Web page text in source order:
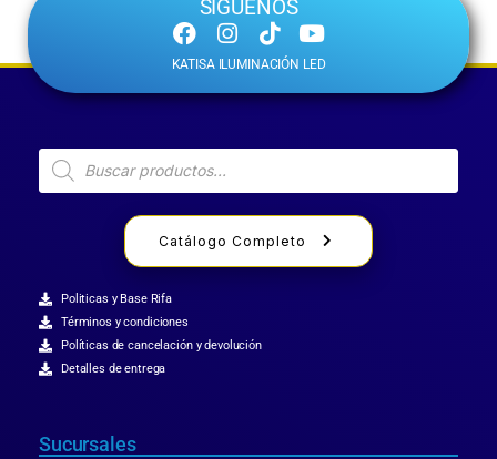
SÍGUENOS
KATISA ILUMINACIÓN LED
Catálogo Completo
Politicas y Base Rifa
Términos y condiciones
Políticas de cancelación y devolución
Detalles de entrega
Sucursales